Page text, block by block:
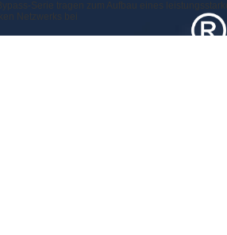
Serie tragen zum Aufbau eines
Netzwerks bei